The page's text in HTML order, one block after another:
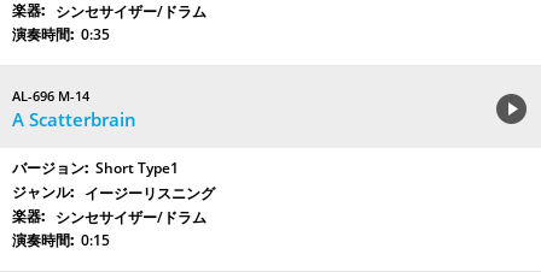
シンセサイザー/ドラム
0:35
AL-696 M-14
A Scatterbrain
Short Type1
イージーリスニング
シンセサイザー/ドラム
0:15